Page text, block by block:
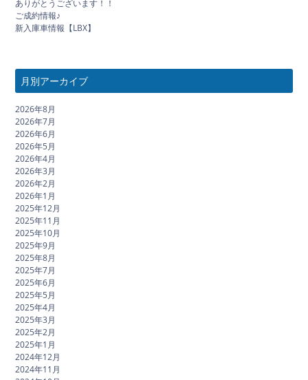
ありがとうございます！！
ご成約情報♪
新入庫車情報【LBX】
月別アーカイブ
2026年8月
2026年7月
2026年6月
2026年5月
2026年4月
2026年3月
2026年2月
2026年1月
2025年12月
2025年11月
2025年10月
2025年9月
2025年8月
2025年7月
2025年6月
2025年5月
2025年4月
2025年3月
2025年2月
2025年1月
2024年12月
2024年11月